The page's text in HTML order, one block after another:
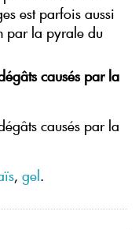
est parfois aussi
par la pyrale du
causés par la
causés par la
, gel .